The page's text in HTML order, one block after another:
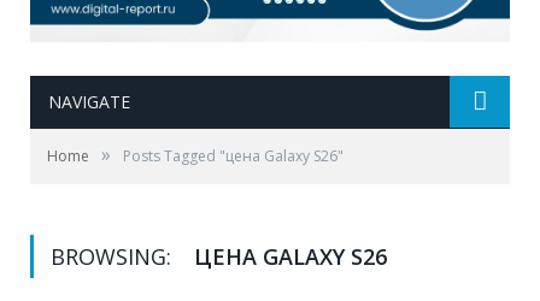
NAVIGATE
Home » Posts Tagged "цена Galaxy S26"
BROWSING: ЦЕНА GALAXY S26